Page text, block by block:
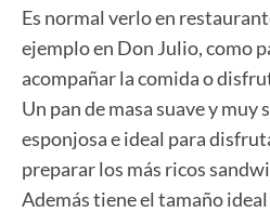
Es normal verlo en
ejemplo en Don Julio, como
acompañar la comida o
Un pan de masa suave y muy
esponjosa e ideal para
preparar los más ricos
Además tiene el tamaño